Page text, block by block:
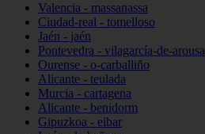
Valencia - massanassa
Ciudad-real - tomelloso
Jaén - jaén
Pontevedra - vilagarcía-de-arousa
Ourense - o-carballiño
Alicante - teulada
Murcia - cartagena
Alicante - benidorm
Gipuzkoa - eibar